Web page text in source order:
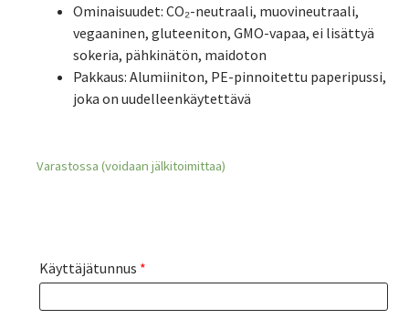
Ominaisuudet: CO₂-neutraali, muovineutraali,
vegaaninen, gluteeniton, GMO-vapaa, ei lisättyä
sokeria, pähkinätön, maidoton
Pakkaus: Alumiiniton, PE-pinnoitettu paperipussi,
joka on uudelleenkäytettävä
Varastossa (voidaan jälkitoimittaa)
Käyttäjätunnus *